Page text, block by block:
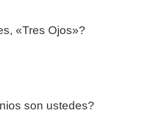
«Tres Ojos»?
son ustedes?